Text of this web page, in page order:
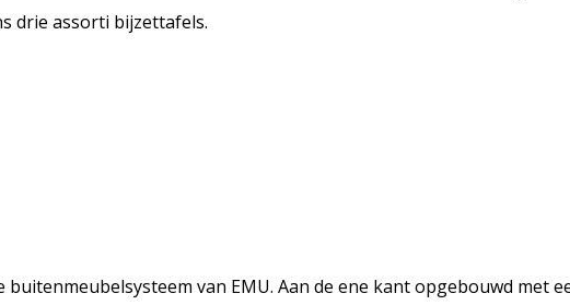
drie assorti bijzettafels.
van EMU. Aan de ene kant opgebouwd met